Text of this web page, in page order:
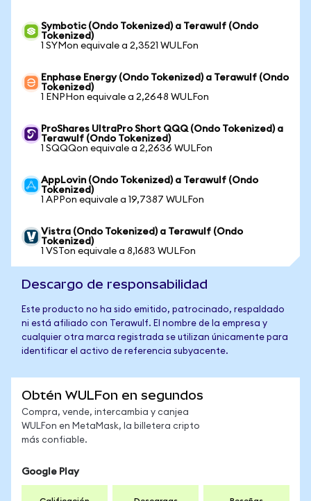
Symbotic (Ondo Tokenized) a Terawulf (Ondo
Tokenized)
1 SYMon equivale a 2,3521 WULFon
Enphase Energy (Ondo Tokenized) a Terawulf (Ondo
Tokenized)
1 ENPHon equivale a 2,2648 WULFon
ProShares UltraPro Short QQQ (Ondo Tokenized) a
Terawulf (Ondo Tokenized)
1 SQQQon equivale a 2,2636 WULFon
AppLovin (Ondo Tokenized) a Terawulf (Ondo
Tokenized)
1 APPon equivale a 19,7387 WULFon
Vistra (Ondo Tokenized) a Terawulf (Ondo
Tokenized)
1 VSTon equivale a 8,1683 WULFon
Descargo de responsabilidad
Este producto no ha sido emitido, patrocinado, respaldado
ni está afiliado con Terawulf. El nombre de la empresa y
cualquier otra marca registrada se utilizan únicamente para
identificar el activo de referencia subyacente.
Obtén WULFon en segundos
Compra, vende, intercambia y canjea
WULFon en MetaMask, la billetera cripto
más confiable.
Google Play